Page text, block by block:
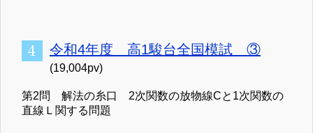
令和4年度 高1駿台全国模試 ③
(19,004pv)
第2問 解法の糸口 2次関数の放物線Cと1次関数の
直線Ｌ関する問題